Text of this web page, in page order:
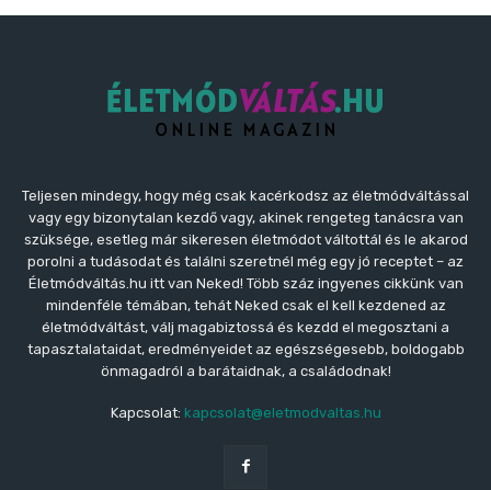
Teljesen mindegy, hogy még csak kacérkodsz az életmódváltással
vagy egy bizonytalan kezdő vagy, akinek rengeteg tanácsra van
szüksége, esetleg már sikeresen életmódot váltottál és le akarod
porolni a tudásodat és találni szeretnél még egy jó receptet – az
Életmódváltás.hu itt van Neked! Több száz ingyenes cikkünk van
mindenféle témában, tehát Neked csak el kell kezdened az
életmódváltást, válj magabiztossá és kezdd el megosztani a
tapasztalataidat, eredményeidet az egészségesebb, boldogabb
önmagadról a barátaidnak, a családodnak!
Kapcsolat: kapcsolat@eletmodvaltas.hu